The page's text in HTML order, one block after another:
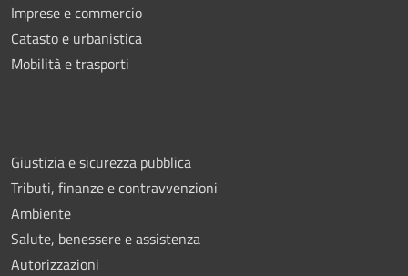
Imprese e commercio
Catasto e urbanistica
Mobilità e trasporti
Giustizia e sicurezza pubblica
Tributi, finanze e contravvenzioni
Ambiente
Salute, benessere e assistenza
Autorizzazioni